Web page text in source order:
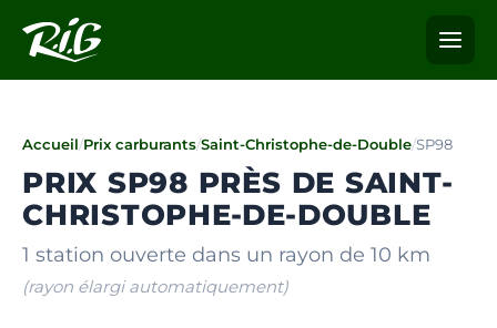
Accueil/Prix carburants/Saint-Christophe-de-Double/SP98
PRIX SP98 PRÈS DE SAINT-
CHRISTOPHE-DE-DOUBLE
1 station ouverte dans un rayon de 10 km
(rayon élargi automatiquement)